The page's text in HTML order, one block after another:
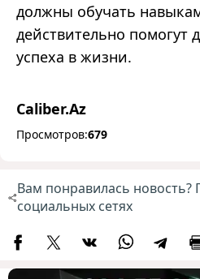
должны обучать
действительно помогут
успеха в жизни.
Caliber.Az
Просмотров:679
Вам понравилась новость?
социальных сетях